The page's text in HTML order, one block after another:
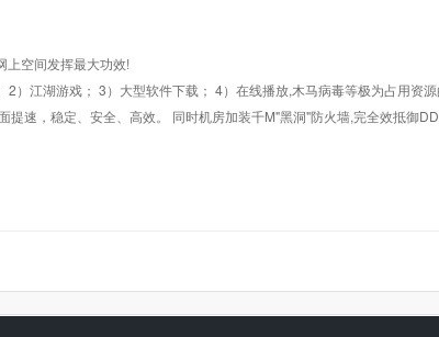
上空间发挥最大功效!
江湖游戏； 3）大型软件下载； 4）在线播放,木马病毒等极为占用资源
速，稳定、安全、高效。 同时机房加装千M"黑洞"防火墙,完全效抵御